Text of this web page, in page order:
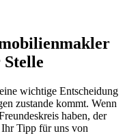
wichtige Entscheidung
zustande kommt. Wenn
haben, der
Tipp für uns von